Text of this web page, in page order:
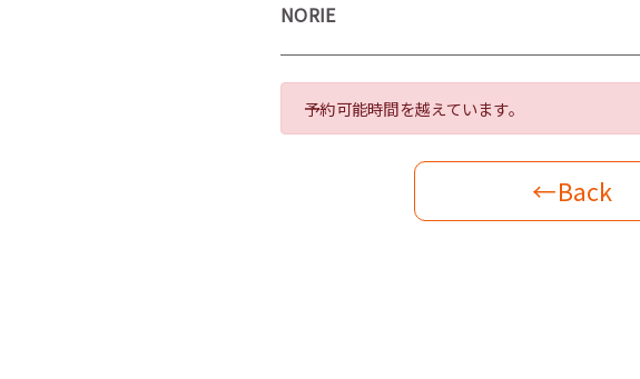
NORIE
予約可能時間を越えています。
←Back